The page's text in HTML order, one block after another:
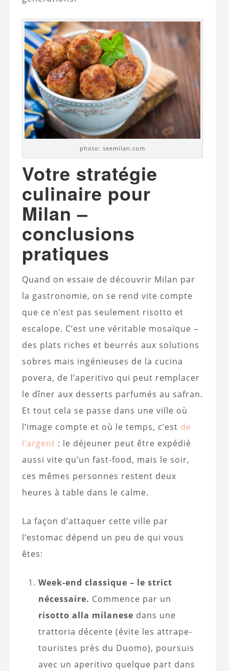
photo: seemilan.com
Votre stratégie
culinaire pour
Milan –
conclusions
pratiques
Quand on essaie de découvrir Milan par
la gastronomie, on se rend vite compte
que ce n’est pas seulement risotto et
escalope. C’est une véritable mosaïque –
des plats riches et beurrés aux solutions
sobres mais ingénieuses de la cucina
povera, de l’aperitivo qui peut remplacer
le dîner aux desserts parfumés au safran.
Et tout cela se passe dans une ville où
l’image compte et où le temps, c’est de
l’argent : le déjeuner peut être expédié
aussi vite qu’un fast-food, mais le soir,
ces mêmes personnes restent deux
heures à table dans le calme.
La façon d’attaquer cette ville par
l’estomac dépend un peu de qui vous
êtes:
Week-end classique – le strict
nécessaire. Commence par un
risotto alla milanese dans une
trattoria décente (évite les attrape-
touristes près du Duomo), poursuis
avec un aperitivo quelque part dans